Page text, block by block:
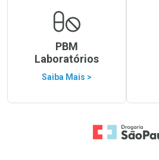
PBM
Laboratórios
Saiba Mais >
Ir para a Home